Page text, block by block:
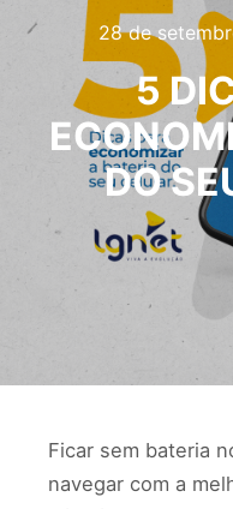
28 de
5
DO
Ficar sem bateria
navegar com a